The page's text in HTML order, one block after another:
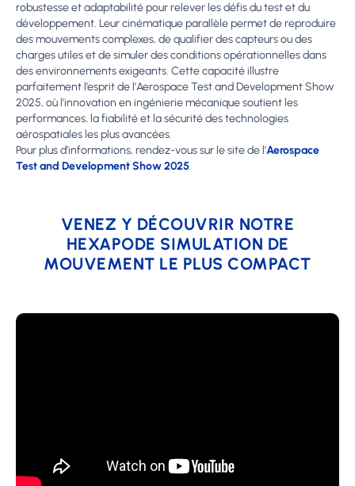
robustesse et adaptabilité pour relever les défis du test et du
développement. Leur cinématique parallèle permet de reproduire
des mouvements complexes, de qualifier des capteurs ou des
charges utiles et de simuler des conditions opérationnelles dans
des environnements exigeants. Cette capacité illustre
parfaitement l’esprit de l’Aerospace Test and Development Show
2025, où l’innovation en ingénierie mécanique soutient les
performances, la fiabilité et la sécurité des technologies
aérospatiales les plus avancées.
Pour plus d’informations, rendez-vous sur le site de l’Aerospace
Test and Development Show 2025.
VENEZ Y DÉCOUVRIR NOTRE
HEXAPODE SIMULATION DE
MOUVEMENT LE PLUS COMPACT